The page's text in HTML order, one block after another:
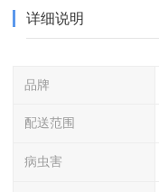
详细说明
品牌
配送范围
病虫害